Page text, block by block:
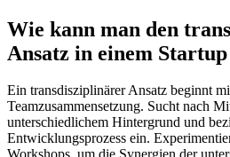
Wie kann man den
Ansatz in einem Startup
Ein transdisziplinärer Ansatz beginnt
Teamzusammensetzung. Sucht nach
unterschiedlichem Hintergrund und
Entwicklungsprozess ein.